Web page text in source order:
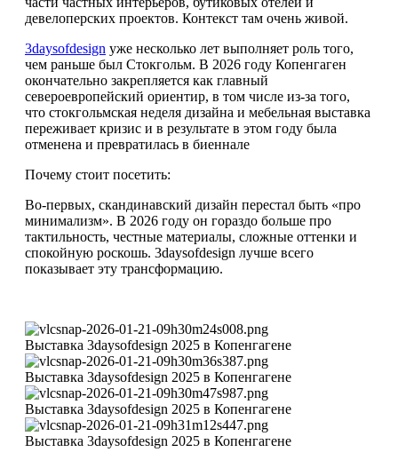
девелоперских проектов. Контекст там очень живой.
3daysofdesign уже несколько лет выполняет роль того,
чем раньше был Стокгольм. В 2026 году Копенгаген
окончательно закрепляется как главный
североевропейский ориентир, в том числе из-за того,
что стокгольмская неделя дизайна и мебельная выставка
переживает кризис и в результате в этом году была
отменена и превратилась в биеннале
Почему стоит посетить:
Во-первых, скандинавский дизайн перестал быть «про
минимализм». В 2026 году он гораздо больше про
тактильность, честные материалы, сложные оттенки и
спокойную роскошь. 3daysofdesign лучше всего
показывает эту трансформацию.
Выставка 3daysofdesign 2025 в Копенгагене
Выставка 3daysofdesign 2025 в Копенгагене
Выставка 3daysofdesign 2025 в Копенгагене
Выставка 3daysofdesign 2025 в Копенгагене